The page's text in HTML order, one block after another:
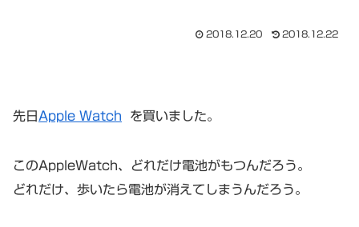
2018.12.20 2018.12.22
先日 Apple Watch を買いました。
このAppleWatch、どれだけ電池がもつんだろう。
どれだけ、歩いたら電池が消えてしまうんだろう。